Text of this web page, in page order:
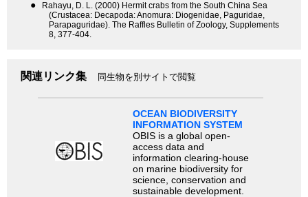
●
Rahayu, D. L. (2000) Hermit crabs from the South China Sea
(Crustacea: Decapoda: Anomura: Diogenidae, Paguridae,
Parapaguridae). The Raffles Bulletin of Zoology, Supplements
8, 377-404.
関連リンク集 同生物を別サイトで閲覧
OCEAN BIODIVERSITY
INFORMATION SYSTEM
OBIS is a global open-
access data and
information clearing-house
on marine biodiversity for
science, conservation and
sustainable development.